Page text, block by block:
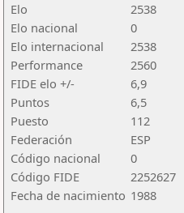
Elo
2538
Elo nacional
0
Elo internacional
2538
Performance
2560
FIDE elo +/-
6,9
Puntos
6,5
Puesto
112
Federación
ESP
Código nacional
0
Código FIDE
2252627
Fecha de nacimiento 1988